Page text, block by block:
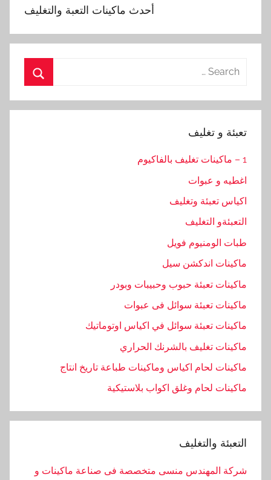
أحدث ماكينات التعبة والتغليف
Search
تعبئة و تغليف
1 – ماكينات تغليف بالفاكيوم
اغطيه و عبوات
اكياس تعبئة وتغليف
التعبئةو التغليف
طبات الومنيوم فويل
ماكينات اندكشن سيل
ماكينات تعبئة حبوب وحبيبات وبودر
ماكينات تعبئة سوائل فى عبوات
ماكينات تعبئة سوائل في اكياس اوتوماتيك
ماكينات تغليف بالشرنك الحراري
ماكينات لحام اكياس وماكينات طباعة تاريخ انتاج
ماكينات لحام وغلق اكواب بلاستيكية
التعبئة والتغليف
شركة المهندس منسى متخصصة فى صناعة ماكينات و